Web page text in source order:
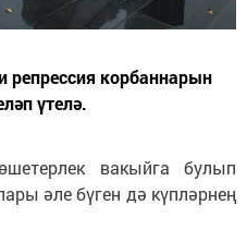
репрессия корбаннарын
үтелә.
вакыйга булып
әле бүген дә күпләрнең